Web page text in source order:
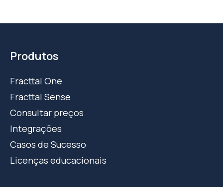
Produtos
Fracttal One
Fracttal Sense
Consultar preços
Integrações
Casos de Sucesso
Licenças educacionais